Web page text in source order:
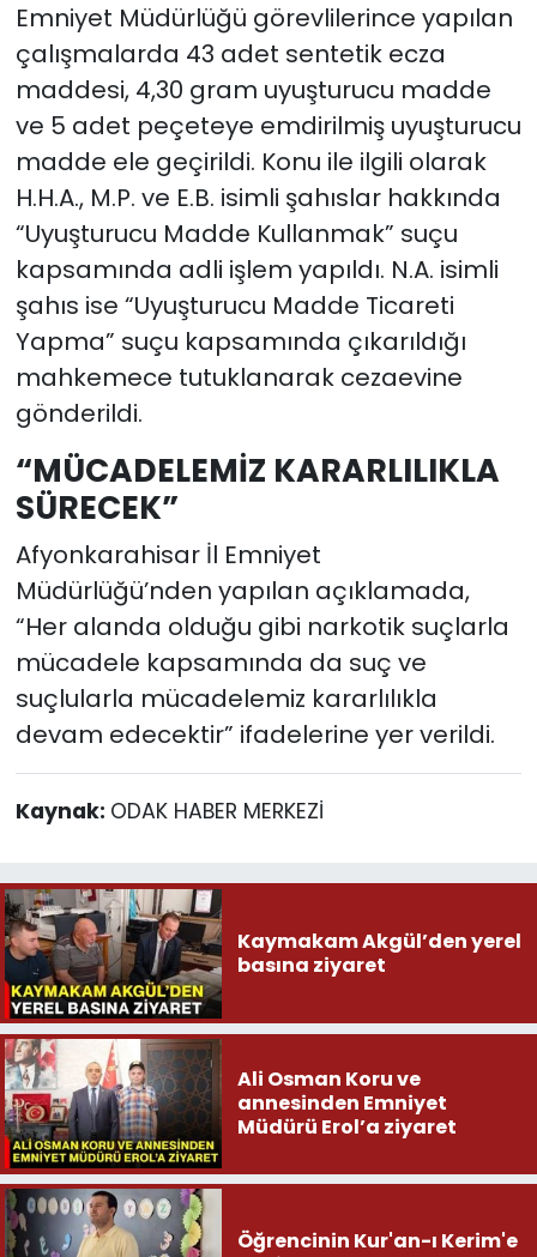
Emniyet Müdürlüğü görevlilerince yapılan
çalışmalarda 43 adet sentetik ecza
maddesi, 4,30 gram uyuşturucu madde
ve 5 adet peçeteye emdirilmiş uyuşturucu
madde ele geçirildi. Konu ile ilgili olarak
H.H.A., M.P. ve E.B. isimli şahıslar hakkında
“Uyuşturucu Madde Kullanmak” suçu
kapsamında adli işlem yapıldı. N.A. isimli
şahıs ise “Uyuşturucu Madde Ticareti
Yapma” suçu kapsamında çıkarıldığı
mahkemece tutuklanarak cezaevine
gönderildi.
“MÜCADELEMİZ KARARLILIKLA
SÜRECEK”
Afyonkarahisar İl Emniyet
Müdürlüğü’nden yapılan açıklamada,
“Her alanda olduğu gibi narkotik suçlarla
mücadele kapsamında da suç ve
suçlularla mücadelemiz kararlılıkla
devam edecektir” ifadelerine yer verildi.
Kaynak: ODAK HABER MERKEZİ
Kaymakam Akgül’den yerel
basına ziyaret
Ali Osman Koru ve
annesinden Emniyet
Müdürü Erol’a ziyaret
Öğrencinin Kur'an-ı Kerim'e